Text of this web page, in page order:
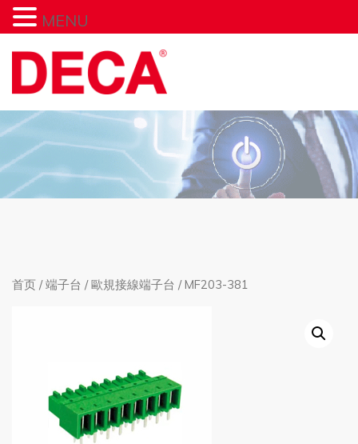
首页 /端子台 /歐規接線端子台 / MF203-381
MENU